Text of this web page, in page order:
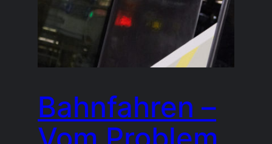
Bahnfahren –